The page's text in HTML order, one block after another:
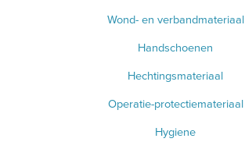
Wond- en verbandmateriaal
Handschoenen
Hechtingsmateriaal
Operatie-protectiemateriaal
Hygiene